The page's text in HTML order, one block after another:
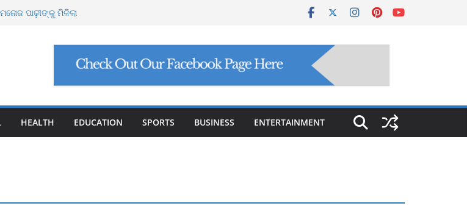
ସଚିବଙ୍କୁ କଠୋର
ଦସ୍ତଖତ ଜାଲ୍
ନିର୍ଦ୍ଦେଶ
ଏଆଇ ପ୍ରଶିକ୍ଷଣ ପାଇଁ ୫
HEALTH EDUCATION SPORTS BUSINESS ENTERTAINMENT